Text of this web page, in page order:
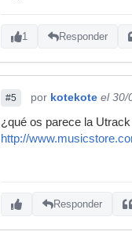
1 Responder
#5 por kotekote el 30/
¿qué os parece la
http://
Responder